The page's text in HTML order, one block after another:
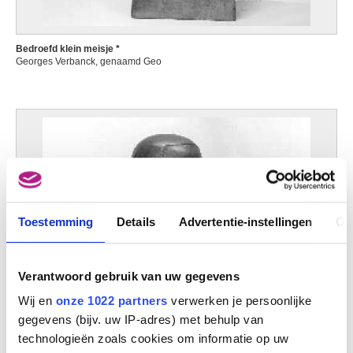
Toestemming Details Advertentie-instellingen
Verantwoord gebruik van uw gegevens
Wij en onze 1022 partners verwerken je persoonlijke
gegevens (bijv. uw IP-adres) met behulp van
technologieën zoals cookies om informatie op uw
Bonn, Noordrijn-Westfalen (Duitsland) 1669 - Antwerpen 1728
van Baurscheit Jan Pieter II
Antwerpen 1699 - 1768
van Beresteyn Claes
Achterveld (Nederland) 1946
Van Beurden Alfons
Van Beveren Mattheus
van Beyeren Abraham
Van Beylen Victor
Antwerpen 1897 - 1970
Van Biesbroeck Louis-Pierre
Bedroefd klein meisje *
Georges Verbanck, genaamd Geo